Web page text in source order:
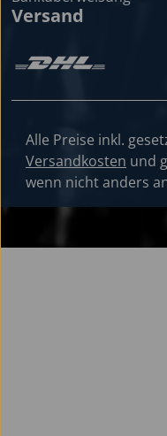
Versand
Alle Preise inkl.
Versandkosten und
wenn nicht anders